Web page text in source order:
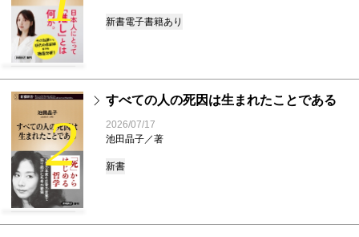
新書電子書籍あり
2
すべての人の死因は生まれたことである
2026/07/17
池田晶子／著
新書